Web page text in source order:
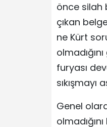
önce silah
çıkan
ne Kürt
furyası
Genel